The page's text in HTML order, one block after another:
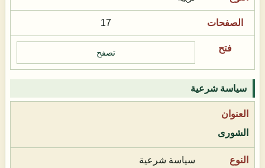
17
تصفح
سياسة شرعية
الشورى
سياسة شرعية